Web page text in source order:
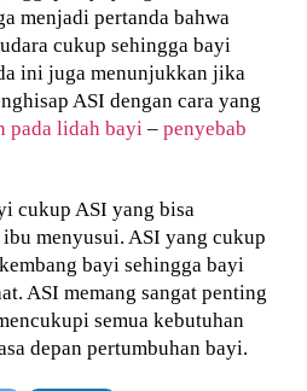
menjadi pertanda bahwa
cukup sehingga bayi
ini juga menunjukkan jika
ASI dengan cara yang
pada lidah bayi –penyebab
cukup ASI yang bisa
menyusui. ASI yang cukup
bayi sehingga bayi
ASI memang sangat penting
semua kebutuhan
depan pertumbuhan bayi.